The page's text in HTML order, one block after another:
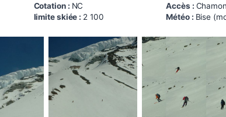
Cotation : NC
limite skiée : 2 100
Accès :
Météo : Bise